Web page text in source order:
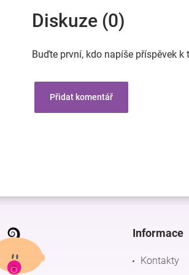
Diskuze (0)
Buďte první, kdo napíše příspěvek k
Přidat komentář
Informace
Kontakty